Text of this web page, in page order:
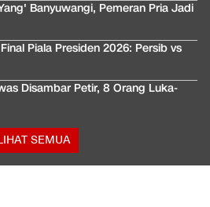
Banyuwangi, Pemeran Pria Jadi
Piala Presiden 2026: Persib vs
Disambar Petir, 8 Orang Luka-
SEMUA